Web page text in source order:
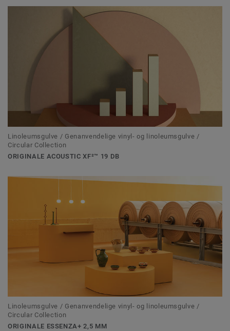
Linoleumsgulve / Genanvendelige vinyl- og linoleumsgulve /
Circular Collection
ORIGINALE ACOUSTIC XF²™ 19 DB
Linoleumsgulve / Genanvendelige vinyl- og linoleumsgulve /
Circular Collection
ORIGINALE ESSENZA+ 2,5 MM